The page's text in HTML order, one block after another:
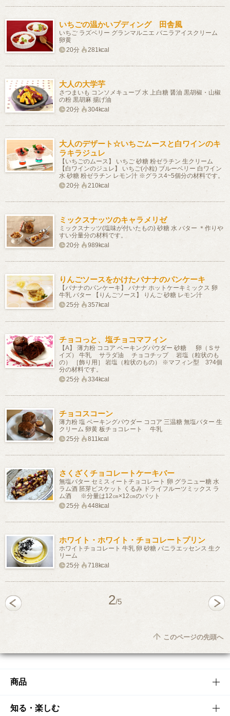
いちごの温かいプディング 田舎風
いちご ラズベリー グランマルニエ バニラアイスクリーム
卵黄
20分
281kcal
大人の大学芋
さつまいも コンソメキューブ 水 上白糖 醤油 黒胡椒・山椒
の粉 黒胡麻 揚げ油
20分
304kcal
大人のデザート☆いちごムースと白ワインのキ
ラキラジュレ
【いちごのムース】 いちご 砂糖 粉ゼラチン 生クリーム
【白ワインのジュレ】 いちご(小粒) ブルーベリー 白ワイン
水 砂糖 粉ゼラチン レモン汁 ※グラス4~5個分の材料です。
20分
210kcal
ミックスナッツのキャラメリゼ
ミックスナッツ(塩味が付いたもの) 砂糖 水 バター ＊作りや
すい分量分の材料です。
20分
989kcal
りんごソースをかけたバナナのパンケーキ
【バナナのパンケーキ】 バナナ ホットケーキミックス 卵
牛乳 バター 【りんごソース】 りんご 砂糖 レモン汁
25分
357kcal
チョコっと、塩チョコマフィン
【A】 薄力粉 ココア ベーキングパウダー 砂糖 卵（Ｓサ
イズ） 牛乳 サラダ油 チョコチップ 岩塩（粒状のも
の） ［飾り用］ 岩塩（粒状のもの） ※マフィン型 3?4個
分の材料です。
25分
334kcal
チョコスコーン
薄力粉 塩 ベーキングパウダー ココア 三温糖 無塩バター 生
クリーム 卵黄 板チョコレート 牛乳
25分
811kcal
さくざくチョコレートケーキバー
無塩バター セミスィートチョコレート 卵 グラニュー糖 水
ラム酒 胚芽ビスケット くるみ ドライフルーツミックス ラ
ム酒 ※分量は12㎝×12㎝のバット
25分
448kcal
ホワイト・ホワイト・チョコレートプリン
ホワイトチョコレート 牛乳 卵 砂糖 バニラエッセンス 生ク
リーム
25分
718kcal
2/5
このページの先頭へ
商品
商品TOP
知る・楽しむ